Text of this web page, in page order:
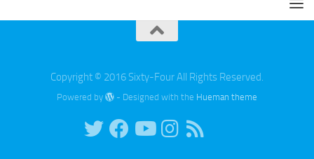
Copyright © 2016 Sixty-Four All Rights Reserved.
Powered by - Designed with the Hueman theme